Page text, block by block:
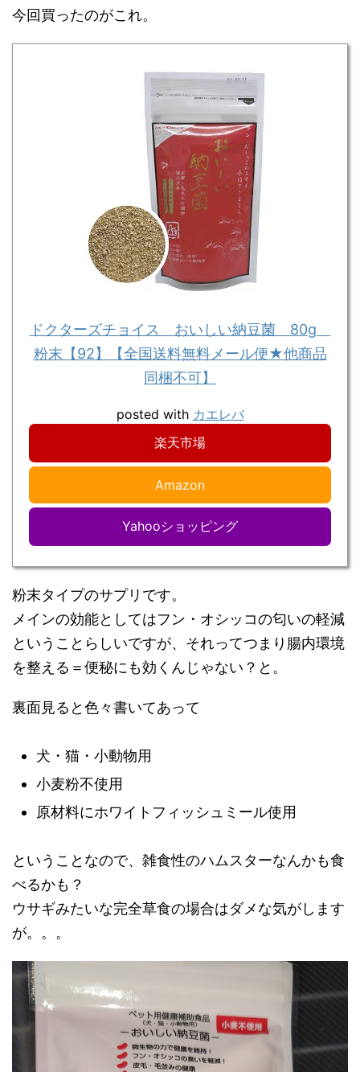
今回買ったのがこれ。
ドクターズチョイス おいしい納豆菌 80g
粉末【92】【全国送料無料メール便★他商品
同梱不可】
posted with カエレバ
楽天市場
Amazon
Yahooショッピング
粉末タイプのサプリです。
メインの効能としてはフン・オシッコの匂いの軽減
ということらしいですが、それってつまり腸内環境
を整える＝便秘にも効くんじゃない？と。
裏面見ると色々書いてあって
犬・猫・小動物用
小麦粉不使用
原材料にホワイトフィッシュミール使用
ということなので、雑食性のハムスターなんかも食
べるかも？
ウサギみたいな完全草食の場合はダメな気がします
が。。。